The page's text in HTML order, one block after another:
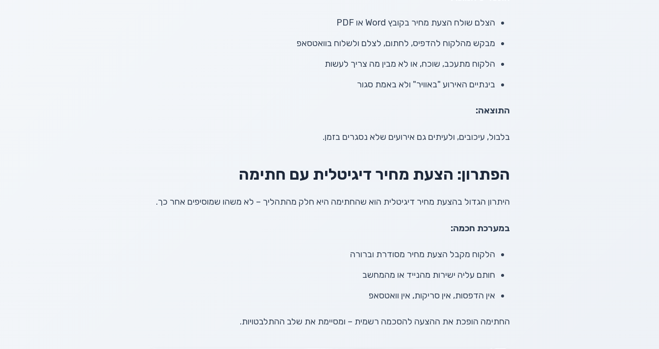
הצלם שולח הצעת מחיר בקובץ Word או PDF
מבקש מהלקוח להדפיס, לחתום, לצלם ולשלוח בוואטסאפ
הלקוח מתעכב, שוכח, או לא מבין מה צריך לעשות
בינתיים האירוע "באוויר" ולא באמת סגור
התוצאה:
בלבול, עיכובים, ולעיתים גם אירועים שלא נסגרים בזמן.
הפתרון: הצעת מחיר דיגיטלית עם חתימה
היתרון הגדול בהצעת מחיר דיגיטלית הוא שהחתימה היא חלק מהתהליך – לא משהו שמוסיפים אחר כך.
במערכת חכמה:
הלקוח מקבל הצעת מחיר מסודרת וברורה
חותם עליה ישירות מהנייד או מהמחשב
אין הדפסות, אין סריקות, אין וואטסאפ
החתימה הופכת את ההצעה להסכמה רשמית – ומסיימת את שלב ההתלבטויות.